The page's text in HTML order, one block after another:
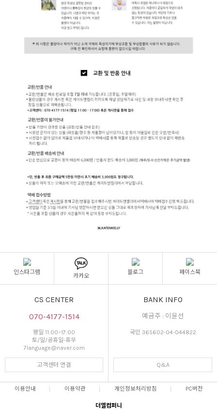
인스타그램
카카오
블로그 페이스북
CS CENTER
070-4177-1514
평일 11:00~17:00
토/일/공휴일-휴무
7language@naver.com
고객센터 연결
BANK INFO
예금주 : 이윤선
국민 365602-04-044822
Q&A
이용안내 이용약관 개인정보처리방침 PC버전
더엘컴퍼니